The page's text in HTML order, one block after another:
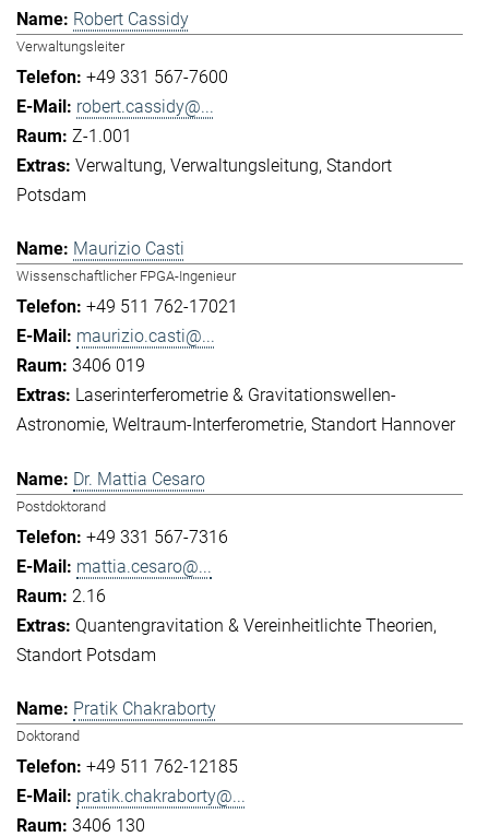
Robert Cassidy
Verwaltungsleiter
+49 331 567-7600
robert.cassidy@...
Z-1.001
Verwaltung Verwaltungsleitung Standort
Potsdam
Maurizio Casti
Wissenschaftlicher FPGA-Ingenieur
+49 511 762-17021
maurizio.casti@...
3406 019
Laserinterferometrie & Gravitationswellen-
Astronomie Weltraum-Interferometrie Standort Hannover
Dr. Mattia Cesaro
Postdoktorand
+49 331 567-7316
mattia.cesaro@...
2.16
Quantengravitation & Vereinheitlichte Theorien
Standort Potsdam
Pratik Chakraborty
Doktorand
+49 511 762-12185
pratik.chakraborty@...
3406 130